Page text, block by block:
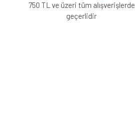
750 TL ve üzeri tüm alışverişlerde
geçerlidir